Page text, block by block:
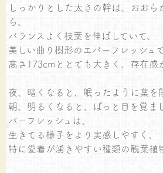
しっかりとした太さの幹は、おお
ら、
バランスよく枝葉を伸ばしていて、
美しい曲り樹形のエバーフレッシュ
高さ173cmととても大きく、存在感
夜、暗くなると、眠ったように葉を
朝、明るくなると、ぱっと目を覚ま
バーフレッシュは、
生きてる様子をより実感しやすく、
特に愛着が湧きやすい種類の観葉植